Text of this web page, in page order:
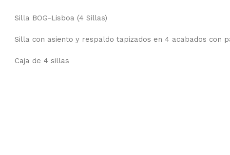
Silla BOG-Lisboa (4 Sillas)
Silla con asiento y respaldo tapizados en 4 acabados con
Caja de 4 sillas